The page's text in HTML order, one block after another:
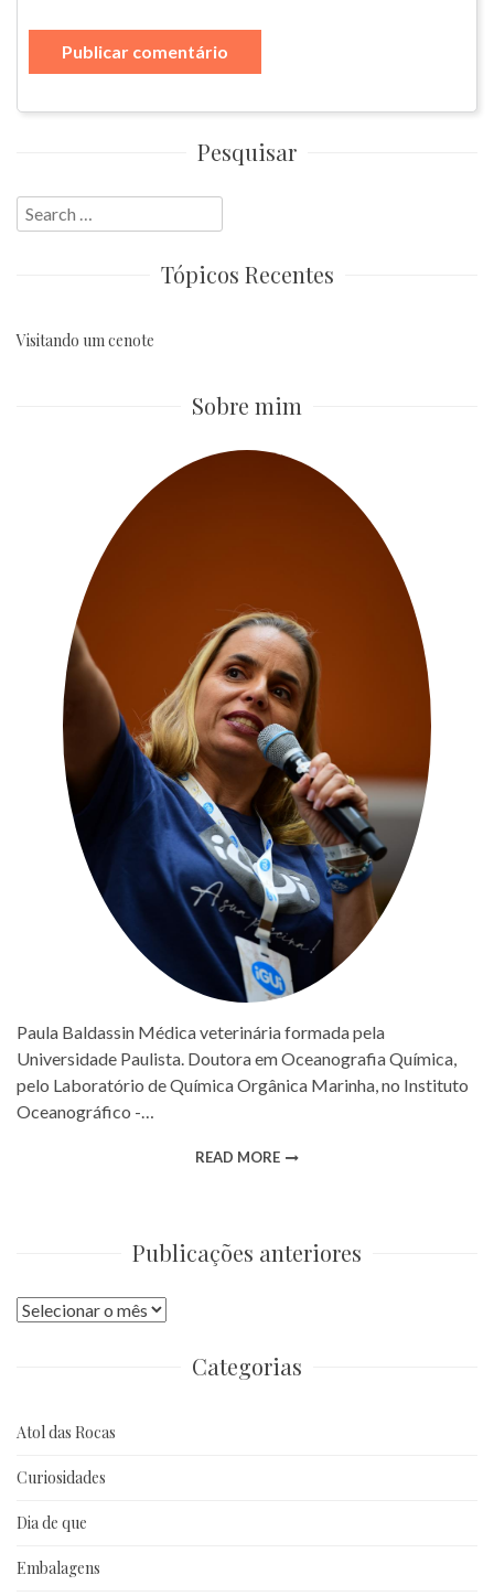
Pesquisar
Search
for:
Tópicos Recentes
Visitando um cenote
Sobre mim
Paula Baldassin Médica veterinária formada pela
Universidade Paulista. Doutora em Oceanografia Química,
pelo Laboratório de Química Orgânica Marinha, no Instituto
Oceanográfico -…
READ MORE
Publicações anteriores
Publicações
Categorias
Atol das Rocas
Curiosidades
Dia de que
Embalagens